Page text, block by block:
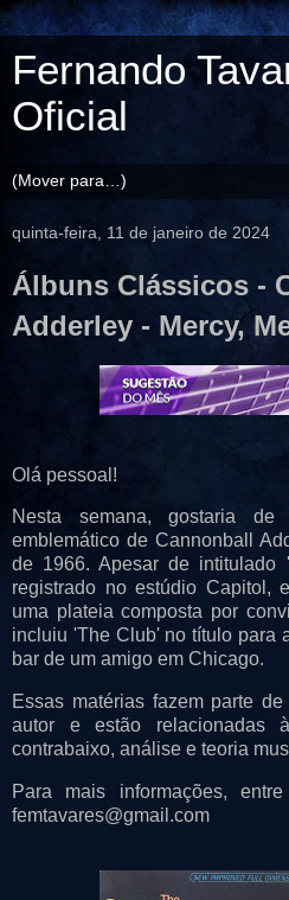
Fernando
Oficial
quinta-feira, 11 de janeiro de 2024
Álbuns Clássicos -
Adderley - Mercy,
Olá pessoal!
Nesta semana, gostaria
emblemático de Cannonball
de 1966. Apesar de
registrado no estúdio Capitol,
uma plateia composta por
incluiu 'The Club' no título para
bar de um amigo em Chicago.
Essas matérias fazem parte
autor e estão relacionadas
contrabaixo, análise e teoria
Para mais informações,
femtavares@gmail.com